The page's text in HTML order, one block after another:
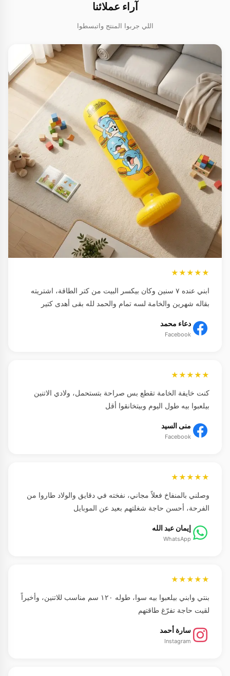
آراء عملائنا
اللي جربوا المنتج واتبسطوا
★★★★★
ابني عنده ٧ سنين وكان بيكسر البيت من كتر الطاقة، اشتريته
بقاله شهرين والخامة لسه تمام والحمد لله بقى أهدى كتير
دعاء محمد
Facebook
★★★★★
كنت خايفة الخامة تقطع بس صراحة بتستحمل، ولادي الاتنين
بيلعبوا بيه طول اليوم وبيتخانقوا أقل
منى السيد
Facebook
★★★★★
وصلني بالمنفاخ فعلاً مجاني، نفخته في دقايق والولاد طاروا من
الفرحة، أحسن حاجة شغلتهم بعيد عن الموبايل
إيمان عبد الله
WhatsApp
★★★★★
بنتي وابني بيلعبوا بيه سوا، طوله ١٢٠ سم مناسب للاتنين، وأخيراً
لقيت حاجة تفرّغ طاقتهم
سارة أحمد
Instagram